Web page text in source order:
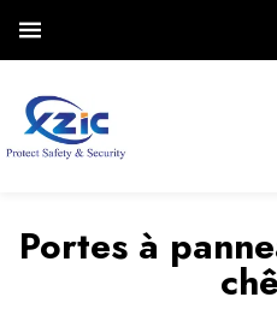
Portes à